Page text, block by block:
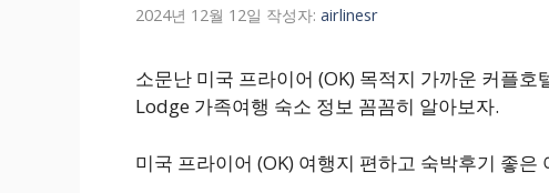
2024년 12월 12일 작성자: airlinesr
소문난 미국 프라이어 (OK) 목적지 가까운 커플
Lodge 가족여행 숙소 정보 꼼꼼히 알아보자.
미국 프라이어 (OK) 여행지 편하고 숙박후기 좋